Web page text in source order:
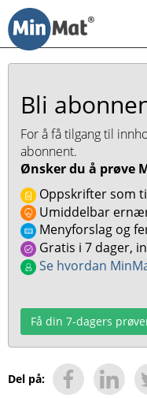
innhold
Bli
For å få tilgang til
abonnent.
Ønsker du å prøve
Oppskrifter som
Umiddelbar
Menyforslag og
Gratis i 7 dager,
Se hvordan
Få din 7-dagers
Del på: